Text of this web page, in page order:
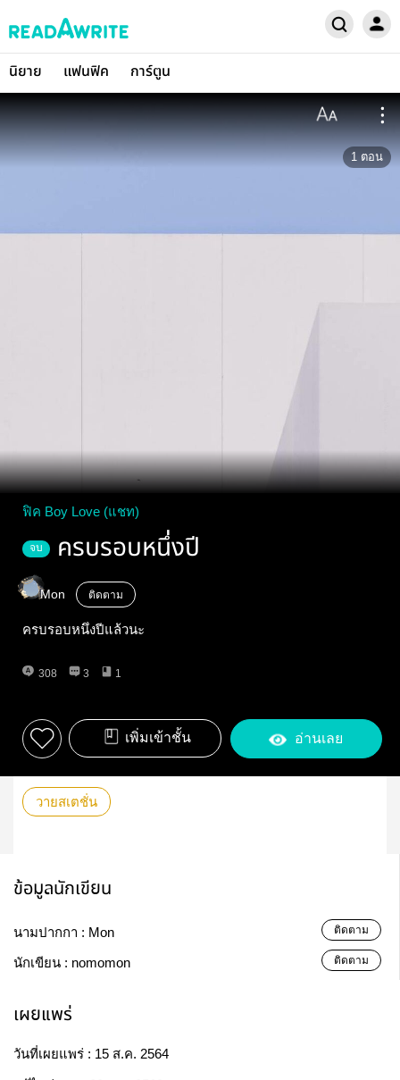
นิยาย แฟนฟิค การ์ตูน
1 ตอน
ฟิค Boy Love (แชท)
จบ ครบรอบหนึ่งปี
Mon ติดตาม
ครบรอบหนึ่งปีแล้วนะ
308 3 1
เพิ่มเข้าชั้น อ่านเลย
วายสเตชั่น
ข้อมูลนักเขียน
นามปากกา : Mon ติดตาม
นักเขียน : nomomon ติดตาม
เผยแพร่
วันที่เผยแพร่ : 15 ส.ค. 2564